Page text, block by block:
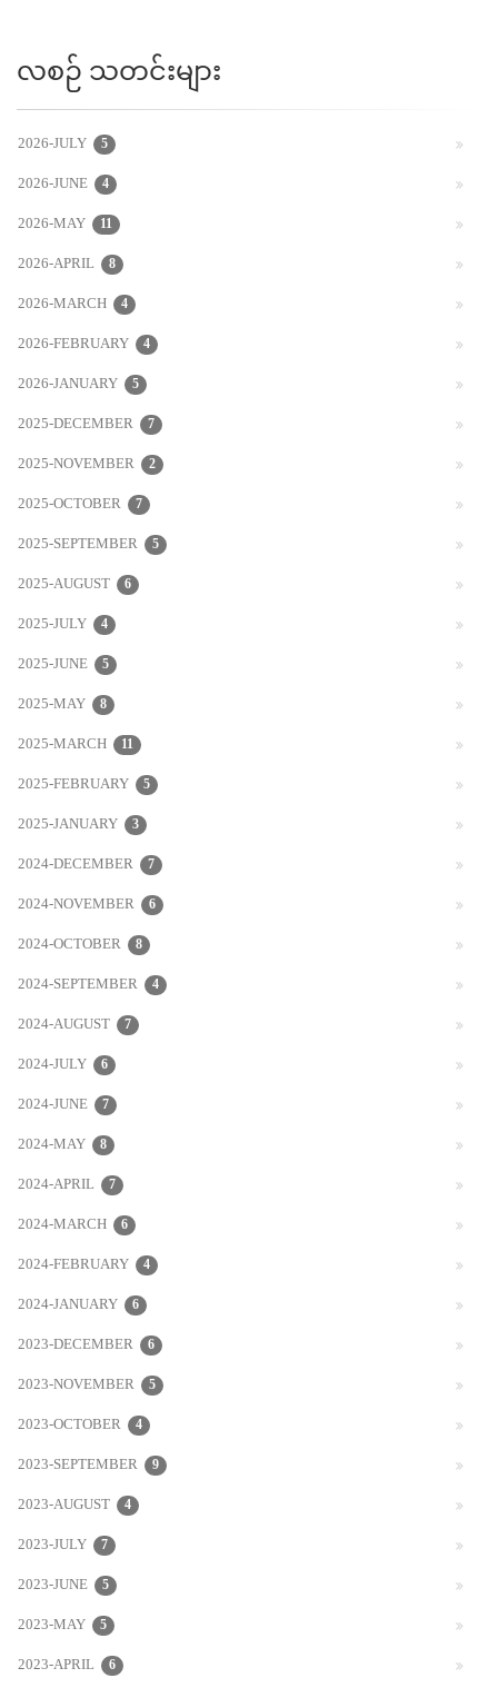
လစဉ် သတင်းများ
2026-JULY 5
2026-JUNE 4
2026-MAY 11
2026-APRIL 8
2026-MARCH 4
2026-FEBRUARY 4
2026-JANUARY 5
2025-DECEMBER 7
2025-NOVEMBER 2
2025-OCTOBER 7
2025-SEPTEMBER 5
2025-AUGUST 6
2025-JULY 4
2025-JUNE 5
2025-MAY 8
2025-MARCH 11
2025-FEBRUARY 5
2025-JANUARY 3
2024-DECEMBER 7
2024-NOVEMBER 6
2024-OCTOBER 8
2024-SEPTEMBER 4
2024-AUGUST 7
2024-JULY 6
2024-JUNE 7
2024-MAY 8
2024-APRIL 7
2024-MARCH 6
2024-FEBRUARY 4
2024-JANUARY 6
2023-DECEMBER 6
2023-NOVEMBER 5
2023-OCTOBER 4
2023-SEPTEMBER 9
2023-AUGUST 4
2023-JULY 7
2023-JUNE 5
2023-MAY 5
2023-APRIL 6